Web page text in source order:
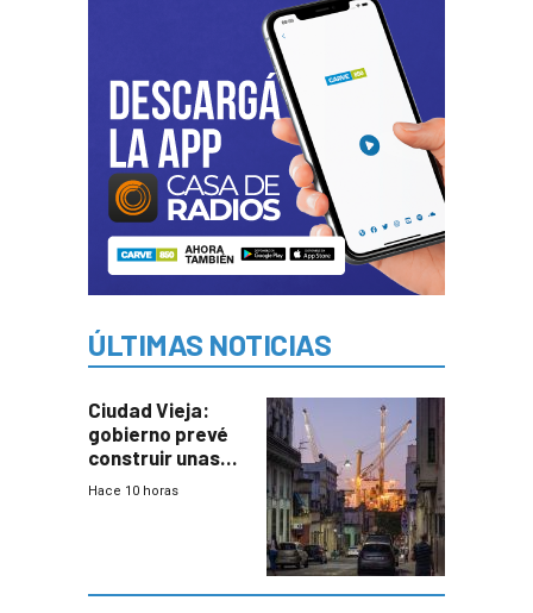
ÚLTIMAS NOTICIAS
Ciudad Vieja:
gobierno prevé
construir unas
mil viviendas en
Hace 10 horas